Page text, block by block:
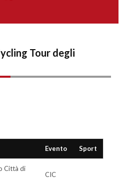
Tour degli
Evento Sport
Città di
CIC